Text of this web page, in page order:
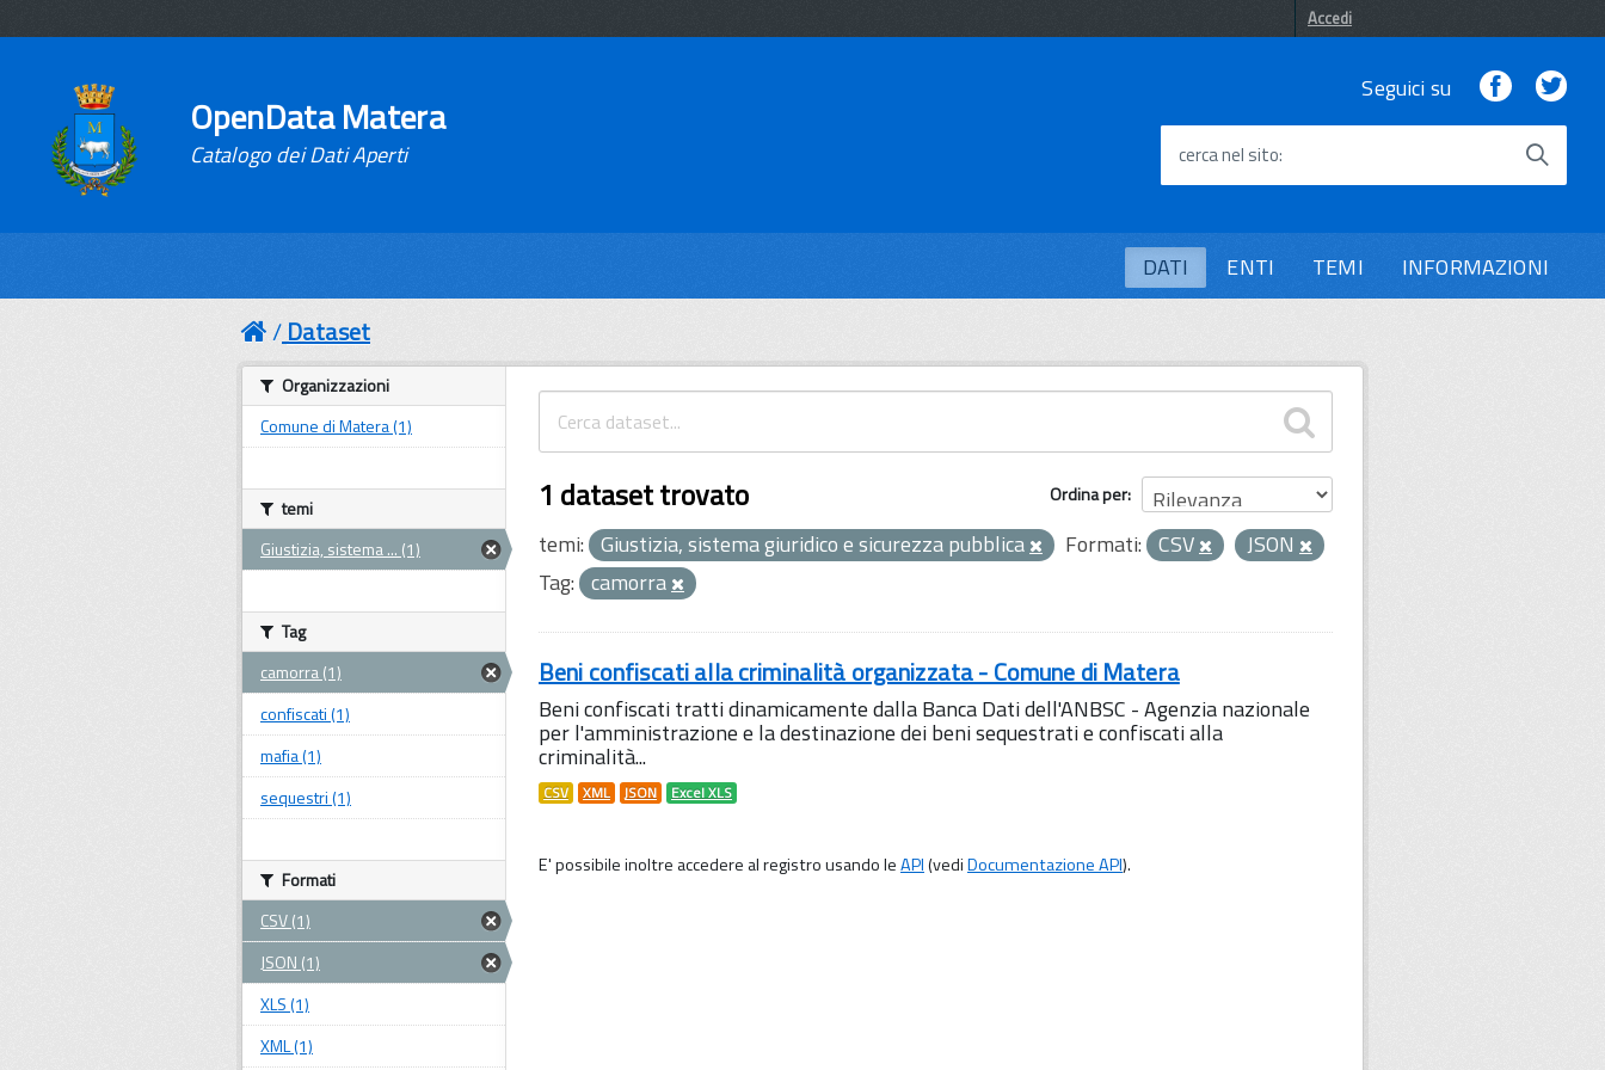
Accedi
OpenData Matera
Catalogo dei Dati Aperti
Seguici su Facebook
cerca nel sito
DATI ENTI TEMI INFORMAZIONI
Dataset
Ordina per
1 dataset trovato
temi: Giustizia, sistema giuridico e sicurezza pubblica Formati: CSV
JSON
Tag: camorra
Beni confiscati alla criminalità organizzata - Comune di Matera
Beni confiscati tratti dinamicamente dalla Banca Dati dell'ANBSC - Agenzia nazionale
per l'amministrazione e la destinazione dei beni sequestrati e confiscati alla
criminalità...
CSV XML JSON Excel XLS
E' possibile inoltre accedere al registro usando leAPI(vediDocumentazione API).
Organizzazioni
Comune di Matera (1)
temi
Giustizia, sistema ... (1)
Tag
camorra (1)
confiscati (1)
mafia (1)
sequestri (1)
Formati
CSV (1)
JSON (1)
XLS (1)
XML (1)